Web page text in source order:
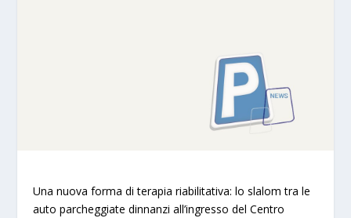
Una nuova forma di terapia riabilitativa: lo slalom tra le
auto parcheggiate dinnanzi all’ingresso del Centro